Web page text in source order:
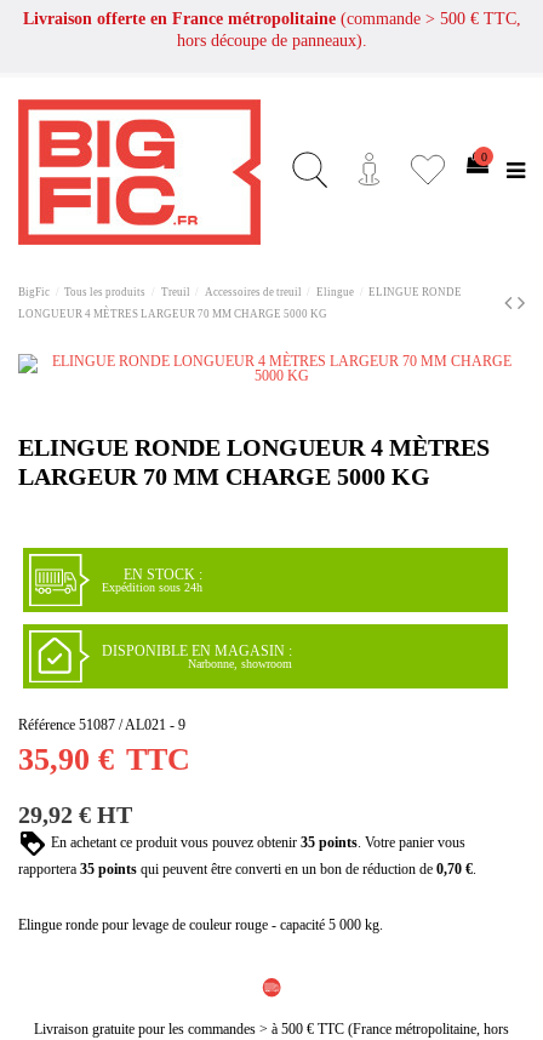
Livraison offerte en France métropolitaine (commande > 500 € TTC,
hors découpe de panneaux).
0
BigFic Tous les produits Treuil Accessoires de treuil Elingue
ELINGUE RONDE
LONGUEUR 4 MÈTRES LARGEUR 70 MM CHARGE 5000 KG
ELINGUE RONDE LONGUEUR 4 MÈTRES
LARGEUR 70 MM CHARGE 5000 KG
EN STOCK :
Expédition sous 24h
DISPONIBLE EN MAGASIN :
Narbonne, showroom
Référence 51087 / AL021 - 9
35,90 € TTC
29,92 € HT
En achetant ce produit vous pouvez obtenir 35 points. Votre panier vous
rapportera 35 points qui peuvent être converti en un bon de réduction de 0,70 €.
Elingue ronde pour levage de couleur rouge - capacité 5 000 kg.
Livraison gratuite pour les commandes > à 500 € TTC (France métropolitaine, hors